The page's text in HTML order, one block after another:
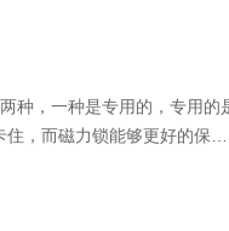
种，一种是专用的，专用的
，而磁力锁能够更好的保证
自动上锁。